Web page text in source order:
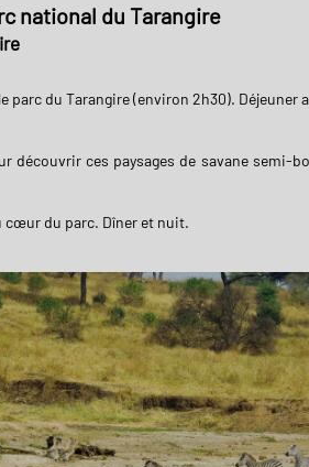
national du Tarangire
parc du Tarangire (environ 2h30). Déjeuner
découvrir ces paysages de savane semi-
cœur du parc. Dîner et nuit.